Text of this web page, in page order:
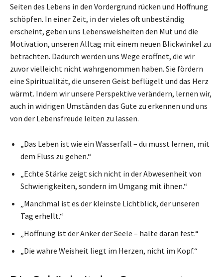
Seiten des Lebens in den Vordergrund rücken und Hoffnung
schöpfen. In einer Zeit, in der vieles oft unbeständig
erscheint, geben uns Lebensweisheiten den Mut und die
Motivation, unseren Alltag mit einem neuen Blickwinkel zu
betrachten. Dadurch werden uns Wege eröffnet, die wir
zuvor vielleicht nicht wahrgenommen haben. Sie fördern
eine Spiritualität, die unseren Geist beflügelt und das Herz
wärmt. Indem wir unsere Perspektive verändern, lernen wir,
auch in widrigen Umständen das Gute zu erkennen und uns
von der Lebensfreude leiten zu lassen.
„Das Leben ist wie ein Wasserfall – du musst lernen, mit
dem Fluss zu gehen.“
„Echte Stärke zeigt sich nicht in der Abwesenheit von
Schwierigkeiten, sondern im Umgang mit ihnen.“
„Manchmal ist es der kleinste Lichtblick, der unseren
Tag erhellt.“
„Hoffnung ist der Anker der Seele – halte daran fest.“
„Die wahre Weisheit liegt im Herzen, nicht im Kopf.“